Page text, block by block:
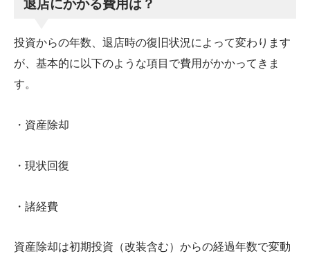
退店にかかる費用は？
投資からの年数、退店時の復旧状況によって変わります
が、基本的に以下のような項目で費用がかかってきま
す。
・資産除却
・現状回復
・諸経費
資産除却は初期投資（改装含む）からの経過年数で変動